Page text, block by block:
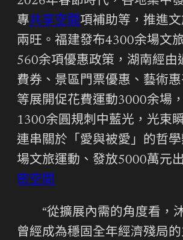
專共享空間項補助等，推進
兩旺。福建發布4300余場文
560余項優惠政策，湖南經由
費券、景區門票優惠、藝術
等展開促花費運動3000余場
1300余圓規刺中藍光，光束
連串關於「愛與被愛」的哲學
場文旅運動、發放5000萬元
密空間
“從擴展內需的角度看，
曾經成為穩固全年經濟殘局